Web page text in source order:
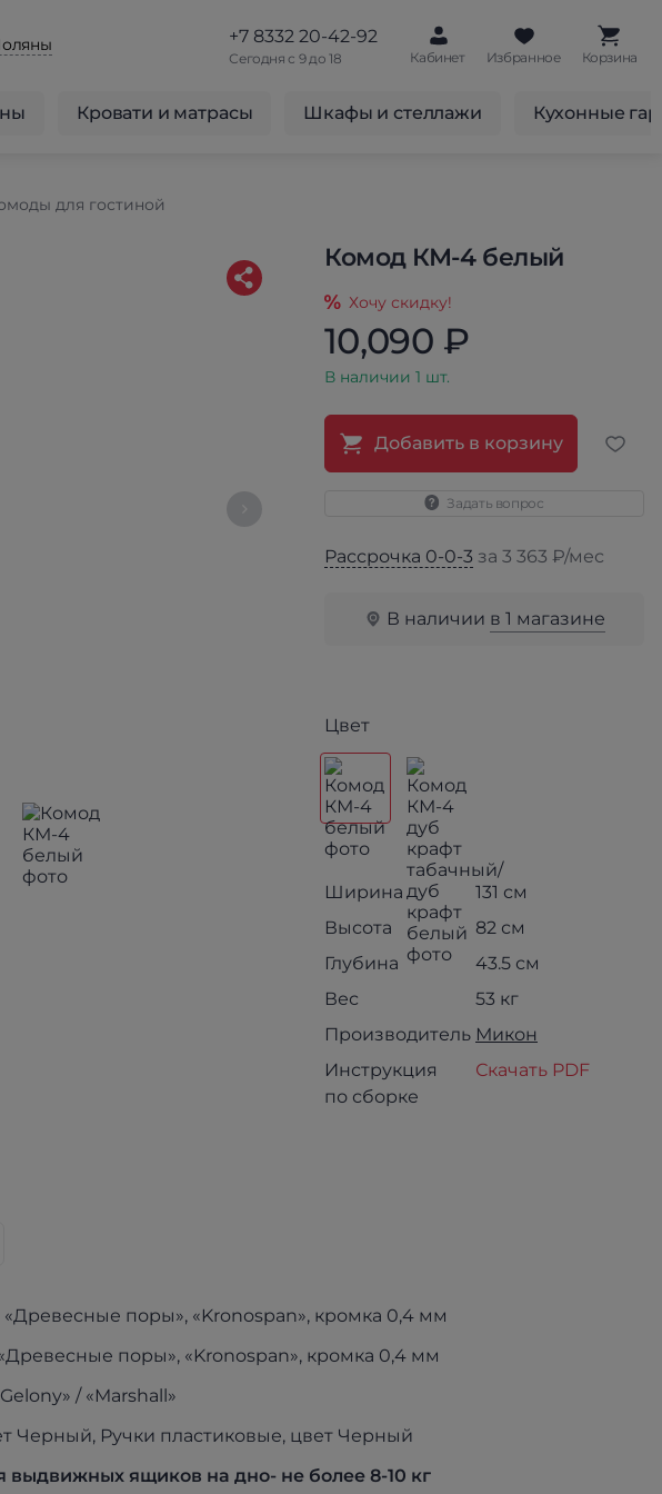
+7 8332 20-42-92
Сегодня с 9 до 18 Кабинет Избранное Корзина
Кровати и матрасы Шкафы и стеллажи Кухонные
для гостиной
Комод КМ-4 белый
Хочу скидку!
10,090 ₽
В наличии 1 шт.
Добавить в корзину
Задать вопрос
Рассрочка 0-0-3 за 3 363 ₽/мес
В наличии в 1 магазине
Цвет
Ширина
131 см
Высота
82 см
Глубина
43.5 см
Вес
53 кг
Производитель Микон
Инструкция
по сборке
Скачать PDF
поры», «Kronospan», кромка 0,4 мм
поры», «Kronospan», кромка 0,4 мм
/ «Marshall»
Черный, Ручки пластиковые, цвет Черный
выдвижных ящиков на дно- не более 8-10 кг